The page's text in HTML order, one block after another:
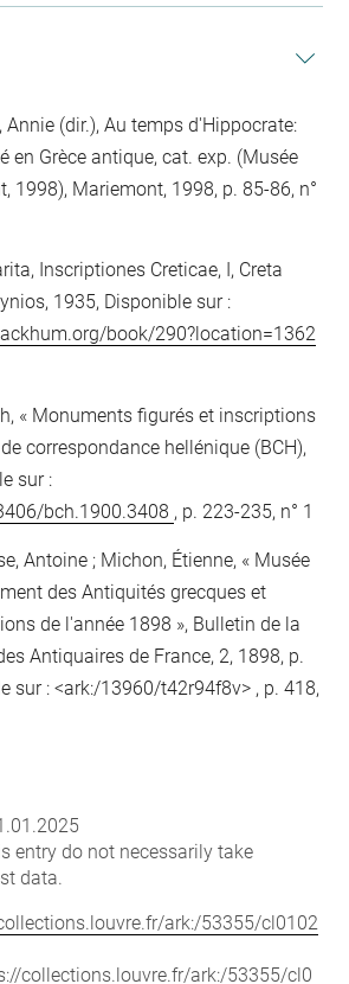
Annie (dir.), Au temps d'Hippocrate:
en Grèce antique, cat. exp. (Musée
1998), Mariemont, 1998, p. 85-86, n°
Inscriptiones Creticae, I, Creta
1935, Disponible sur :
book/290?location=1362
« Monuments figurés et inscriptions
correspondance hellénique (BCH),
sur :
bch.1900.3408 , p. 223-235, n° 1
Antoine ; Michon, Étienne, « Musée
des Antiquités grecques et
de l'année 1898 », Bulletin de la
Antiquaires de France, 2, 1898, p.
sur : <ark:/13960/t42r94f8v> , p. 418,
entry do not necessarily take
data.
ark:/53355/cl0102
collections.louvre.fr/ark:/53355/cl0